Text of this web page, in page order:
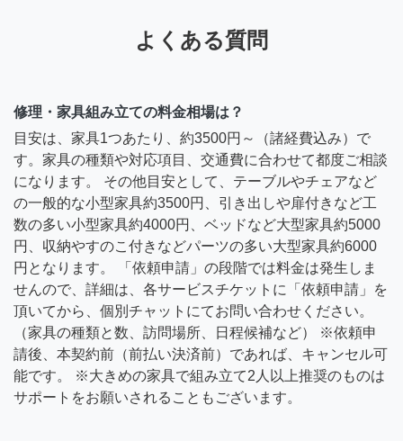
よくある質問
修理・家具組み立ての料金相場は？
目安は、家具1つあたり、約3500円～（諸経費込み）で
す。家具の種類や対応項目、交通費に合わせて都度ご相談
になります。 その他目安として、テーブルやチェアなど
の一般的な小型家具約3500円、引き出しや扉付きなど工
数の多い小型家具約4000円、ベッドなど大型家具約5000
円、収納やすのこ付きなどパーツの多い大型家具約6000
円となります。 「依頼申請」の段階では料金は発生しま
せんので、詳細は、各サービスチケットに「依頼申請」を
頂いてから、個別チャットにてお問い合わせください。
（家具の種類と数、訪問場所、日程候補など） ※依頼申
請後、本契約前（前払い決済前）であれば、キャンセル可
能です。 ※大きめの家具で組み立て2人以上推奨のものは
サポートをお願いされることもございます。